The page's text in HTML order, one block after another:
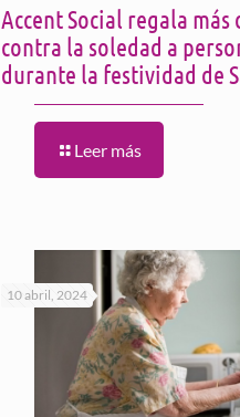
Accent Social regala
contra la soledad a
durante la festividad de
Leer más
10 abril, 2024